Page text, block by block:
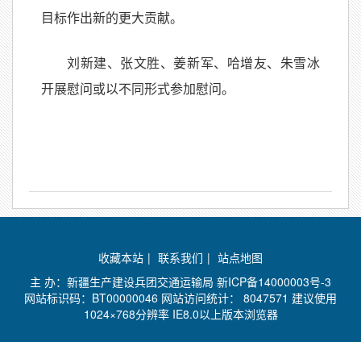
目标作出新的更大贡献。
刘新建、张文胜、姜新军、哈增友、朱雪冰
开展慰问或以不同形式参加慰问。
收藏本站 | 联系我们 | 站点地图
主 办：新疆生产建设兵团交通运输局 新ICP备14000003号-3
网站标识码：BT00000046 网站访问统计： 8047571 建议使用
1024×768分辨率 IE8.0以上版本浏览器